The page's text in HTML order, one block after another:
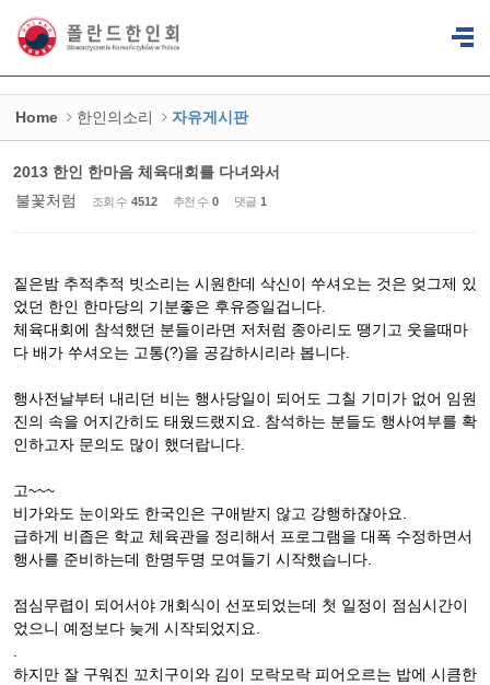
Home 한인의소리 자유게시판
2013 한인 한마음 체육대회를 다녀와서
불꽃처럼
조회 수 4512 추천 수 0 댓글 1
짙은밤 추적추적 빗소리는 시원한데 삭신이 쑤셔오는 것은 엊그제 있
었던 한인 한마당의 기분좋은 후유증일겁니다.
체육대회에 참석했던 분들이라면 저처럼 종아리도 땡기고 웃을때마
다 배가 쑤셔오는 고통(?)을 공감하시리라 봅니다.
행사전날부터 내리던 비는 행사당일이 되어도 그칠 기미가 없어 임원
진의 속을 어지간히도 태웠드랬지요. 참석하는 분들도 행사여부를 확
인하고자 문의도 많이 했더랍니다.
고~~~
비가와도 눈이와도 한국인은 구애받지 않고 강행하쟎아요.
급하게 비좁은 학교 체육관을 정리해서 프로그램을 대폭 수정하면서
행사를 준비하는데 한명두명 모여들기 시작했습니다.
점심무렵이 되어서야 개회식이 선포되었는데 첫 일정이 점심시간이
었으니 예정보다 늦게 시작되었지요.
하지만 잘 구워진 꼬치구이와 김이 모락모락 피어오르는 밥에 시큼한